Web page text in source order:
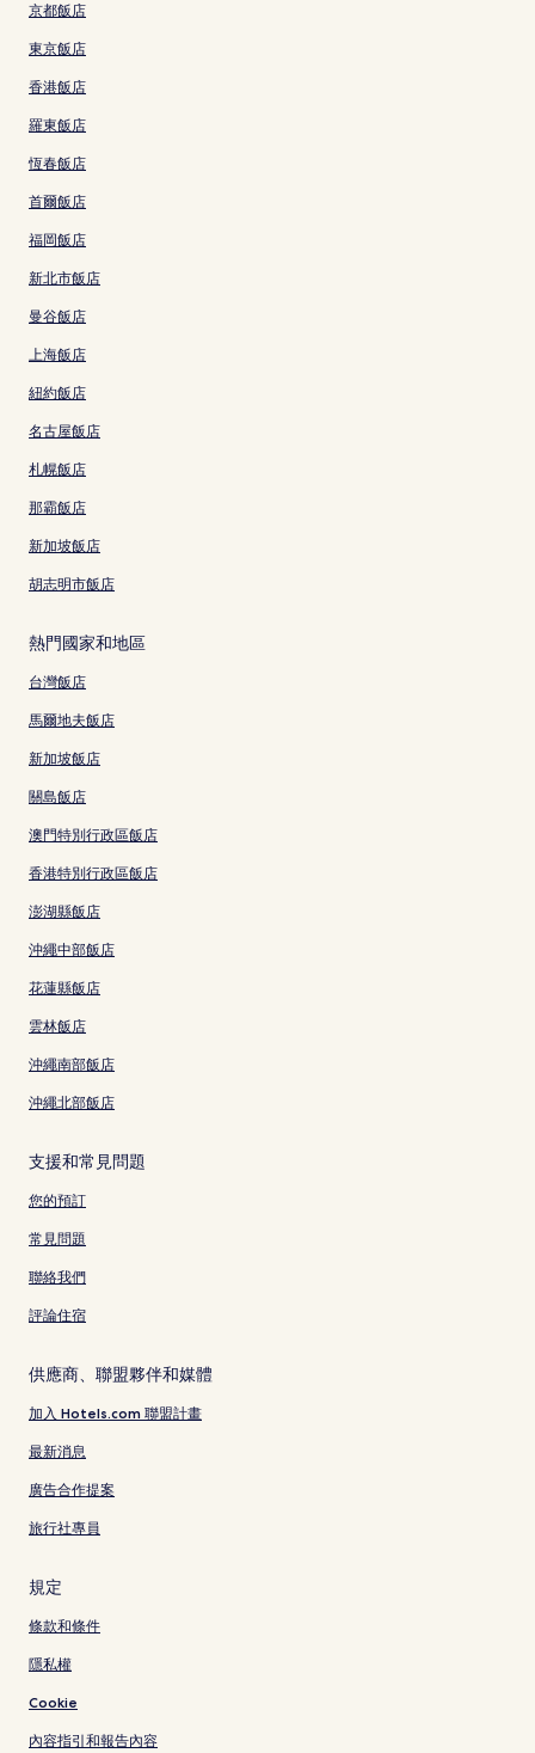
京都飯店
東京飯店
香港飯店
羅東飯店
恆春飯店
首爾飯店
福岡飯店
新北市飯店
曼谷飯店
上海飯店
紐約飯店
名古屋飯店
札幌飯店
那霸飯店
新加坡飯店
胡志明市飯店
熱門國家和地區
台灣飯店
馬爾地夫飯店
新加坡飯店
關島飯店
澳門特別行政區飯店
香港特別行政區飯店
澎湖縣飯店
沖繩中部飯店
花蓮縣飯店
雲林飯店
沖繩南部飯店
沖繩北部飯店
支援和常見問題
您的預訂
常見問題
聯絡我們
評論住宿
供應商、聯盟夥伴和媒體
加入 Hotels.com 聯盟計畫
最新消息
廣告合作提案
旅行社專員
規定
條款和條件
隱私權
Cookie
內容指引和報告內容